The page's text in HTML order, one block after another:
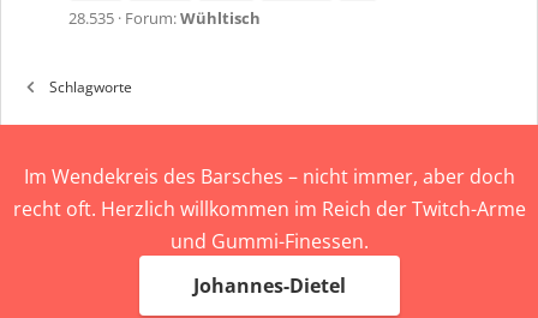
28.535 Forum:Wühltisch
Schlagworte
Im Wendekreis des Barsches – nicht immer, aber doch
recht oft. Herzlich willkommen im Reich der Twitch-Arme
und Gummi-Finessen.
Johannes-Dietel